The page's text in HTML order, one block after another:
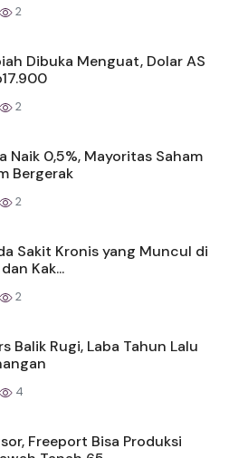
2
Dibuka Menguat, Dolar AS
2
Naik 0,5%, Mayoritas Saham
Bergerak
2
Sakit Kronis yang Muncul di
Kak...
2
Balik Rugi, Laba Tahun Lalu
4
Freeport Bisa Produksi